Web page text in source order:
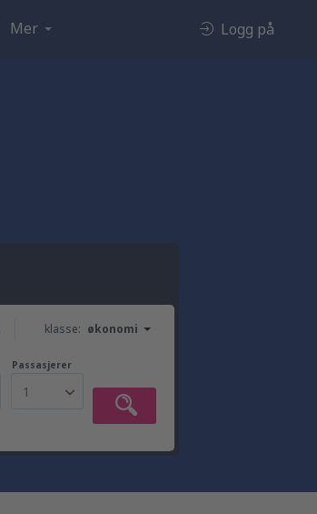
Mer Logg på
klasse: økonomi
Passasjerer
1